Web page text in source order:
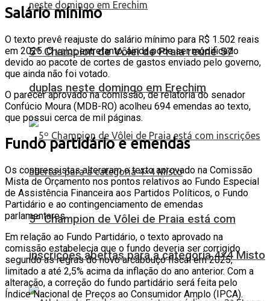
5º Champion de Vôlei de Praia reúne 57
duplas neste domingo em Erechim
5º Champion de Vôlei de Praia está com
inscrições abertas para a categoria 4×4 Misto
Salário mínimo
O texto prevê reajuste do salário mínimo para R$ 1.502 reais
em 2025. Ovalor, entretanto, ainda pode ser modificado
devido ao pacote de cortes de gastos enviado pelo governo,
que ainda não foi votado.
O parecer aprovado na comissão, de relatoria do senador
Confúcio Moura (MDB-RO) acolheu 694 emendas ao texto,
que possui cerca de mil páginas.
Fundo partidário e emendas
Os congressistas alteraram o texto aprovado na Comissão
Mista de Orçamento nos pontos relativos ao Fundo Especial
de Assistência Financeira aos Partidos Políticos, o Fundo
Partidário e ao contingenciamento de emendas
parlamentares.
Em relação ao Fundo Partidário, o texto aprovado na
comissão estabelecia que o fundo deveria ser corrigido
segundo as regras do novo arcabouço fiscal em 2025,
limitado a até 2,5% acima da inflação do ano anterior. Com a
alteração, a correção do fundo partidário será feita pelo
Índice Nacional de Preços ao Consumidor Amplo (IPCA).